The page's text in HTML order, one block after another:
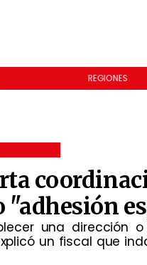
REGIONES
"adhesión
una dirección
un fiscal que